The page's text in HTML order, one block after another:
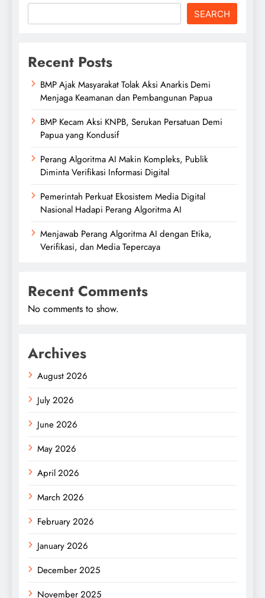
SEARCH
Recent Posts
BMP Ajak Masyarakat Tolak Aksi Anarkis Demi
Menjaga Keamanan dan Pembangunan Papua
BMP Kecam Aksi KNPB, Serukan Persatuan Demi
Papua yang Kondusif
Perang Algoritma AI Makin Kompleks, Publik
Diminta Verifikasi Informasi Digital
Pemerintah Perkuat Ekosistem Media Digital
Nasional Hadapi Perang Algoritma AI
Menjawab Perang Algoritma AI dengan Etika,
Verifikasi, dan Media Tepercaya
Recent Comments
No comments to show.
Archives
August 2026
July 2026
June 2026
May 2026
April 2026
March 2026
February 2026
January 2026
December 2025
November 2025